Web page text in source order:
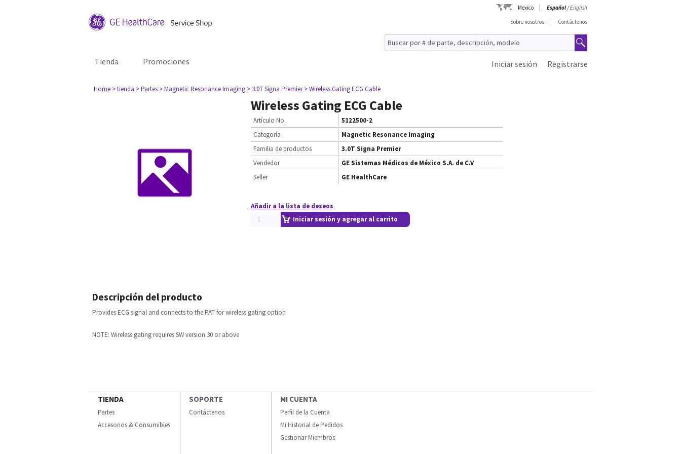
Mexico Español/English
Sobre nosotros
Contáctenos
Tienda Promociones Registrarse
Iniciar sesión
Home > tienda > Partes > Magnetic Resonance Imaging > 3.0T Signa Premier > Wireless Gating ECG Cable
Wireless Gating ECG Cable
Artículo No.
5122500-2
Categoría
Magnetic Resonance Imaging
Familia de productos
3.0T Signa Premier
Vendedor
GE Sistemas Médicos de México S.A. de C.V
Seller
GE HealthCare
Añadir a la lista de deseos
Iniciar sesión y agregar al carrito
Descripción del producto
Provides ECG signal and connects to the PAT for wireless gating option
NOTE: Wireless gating requires SW version 30 or above
TIENDA
Partes
Accesorios & Consumibles
SOPORTE
Contáctenos
MI CUENTA
Perfil de la Cuenta
Mi Historial de Pedidos
Gestionar Miembros